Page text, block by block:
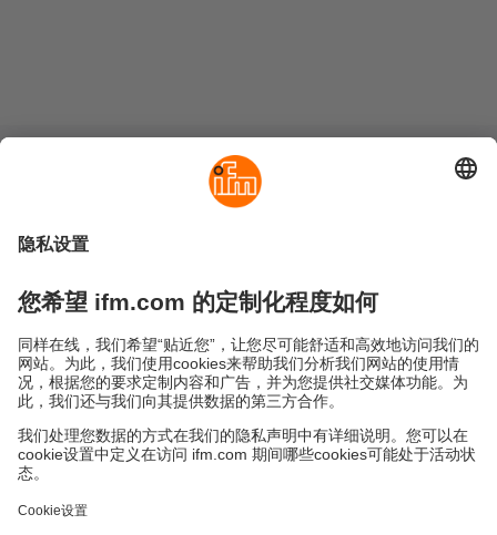
地点 (EN)
隐私政策
易福门电子(上海)有限公司
上海市浦东新区
盛夏路61弄1号楼6层
邮编: 201203
总机: 021 3813 4800
电子邮箱:info.cn@ifm.com
沪ICP备19047231号-1
沪公网安备31011502010310号